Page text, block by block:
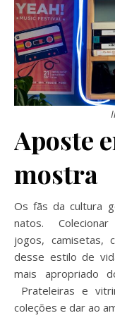
Aposte
mostra
Os fãs da cultura
natos.
jogos, camisetas,
desse estilo de
mais apropriado
Prateleiras e
coleções e dar ao